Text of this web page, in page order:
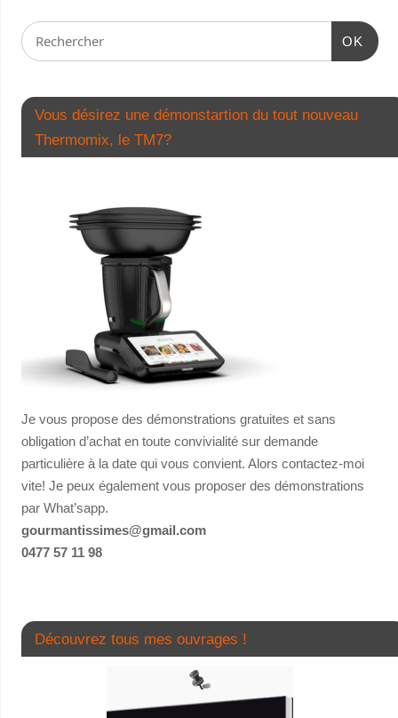
OK
Vous désirez une démonstartion du tout nouveau
Thermomix, le TM7?
Je vous propose des démonstrations gratuites et sans
obligation d’achat en toute convivialité sur demande
particulière à la date qui vous convient. Alors contactez-moi
vite! Je peux également vous proposer des démonstrations
par What’sapp.
gourmantissimes@gmail.com
0477 57 11 98
Découvrez tous mes ouvrages !